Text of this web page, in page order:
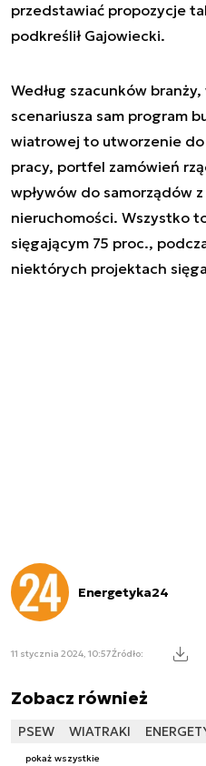
przedstawiać propozycje
podkreślił Gajowiecki.
Według szacunków
scenariusza sam program
wiatrowej to utworzenie
pracy, portfel zamówień
wpływów do samorządów
nieruchomości. Wszystko
sięgającym 75 proc.,
niektórych projektach
Energetyka24
11 stycznia 2024, 10:57Źródło:
Zobacz również
PSEW WIATRAKI
pokaż wszystkie